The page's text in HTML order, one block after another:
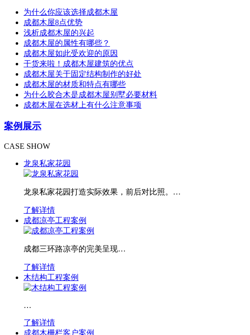
为什么你应该选择成都木屋
成都木屋8点优势
浅析成都木屋的兴起
成都木屋的属性有哪些？
成都木屋如此受欢迎的原因
干货来啦！成都木屋建筑的优点
成都木屋关于固定结构制作的好处
成都木屋的材质和特点有哪些
为什么胶合木是成都木屋别墅必要材料
成都木屋在选材上有什么注意事项
案例展示
CASE SHOW
龙泉私家花园
龙泉私家花园打造实际效果，前后对比照。…
了解详情
成都凉亭工程案例
成都三环路凉亭的完美呈现…
了解详情
木结构工程案例
…
了解详情
成都木栅栏客户案例